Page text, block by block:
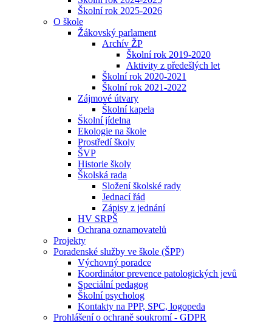
Školní rok 2025-2026
O škole
Žákovský parlament
Archív ŽP
Školní rok 2019-2020
Aktivity z předešlých let
Školní rok 2020-2021
Školní rok 2021-2022
Zájmové útvary
Školní kapela
Školní jídelna
Ekologie na škole
Prostředí školy
ŠVP
Historie školy
Školská rada
Složení školské rady
Jednací řád
Zápisy z jednání
HV SRPŠ
Ochrana oznamovatelů
Projekty
Poradenské služby ve škole (ŠPP)
Výchovný poradce
Koordinátor prevence patologických jevů
Speciální pedagog
Školní psycholog
Kontakty na PPP, SPC, logopeda
Prohlášení o ochraně soukromí - GDPR